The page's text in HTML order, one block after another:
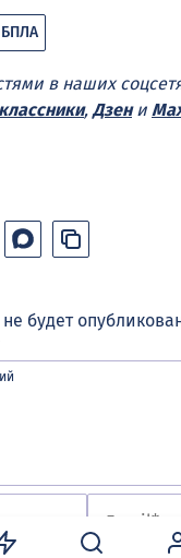
БПЛА
в наших
, Дзени
будет